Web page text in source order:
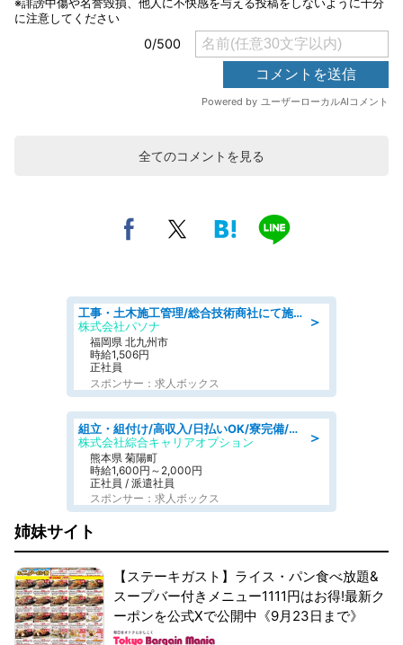
全てのコメントを見る
＞
工事・土木施工管理/総合技術商社にて施工管理のお仕事/即日勤務可/車通勤可/工事・土木施工管理/生産・品質管理
株式会社パソナ
福岡県 北九州市
時給1,506円
正社員
スポンサー：求人ボックス
＞
組立・組付け/高収入/日払いOK/寮完備/交替制/20・30・40代活躍中
株式会社綜合キャリアオプション
熊本県 菊陽町
時給1,600円～2,000円
正社員 / 派遣社員
スポンサー：求人ボックス
姉妹サイト
【ステーキガスト】ライス・パン食べ放題&
スープバー付きメニュー1111円はお得!最新ク
ーポンを公式Xで公開中《9月23日まで》